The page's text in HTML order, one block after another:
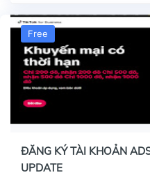
Free
ĐĂNG KÝ TÀI KHOẢN
UPDATE